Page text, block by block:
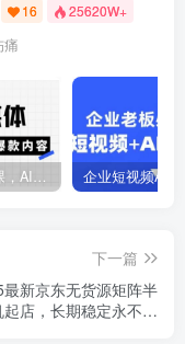
16 25620W+
痛
Ai自媒体实操课，AI打造自媒体爆款内容
下一篇
新京东无货源矩阵半
起店，长期稳定永不限